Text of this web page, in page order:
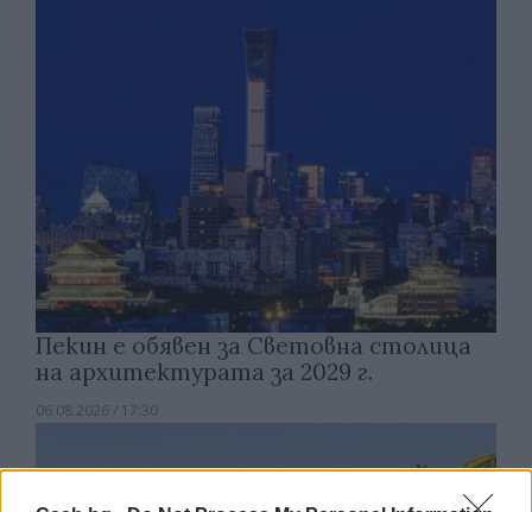
Пекин е обявен за Световна столица
на архитектурата за 2029 г.
06.08.2026 / 17:30